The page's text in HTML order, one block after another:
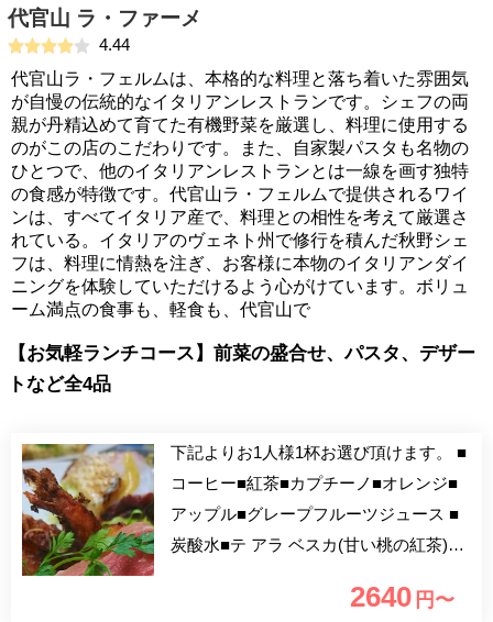
代官山 ラ・ファーメ
4.44
代官山ラ・フェルムは、本格的な料理と落ち着いた雰囲気
が自慢の伝統的なイタリアンレストランです。シェフの両
親が丹精込めて育てた有機野菜を厳選し、料理に使用する
のがこの店のこだわりです。また、自家製パスタも名物の
ひとつで、他のイタリアンレストランとは一線を画す独特
の食感が特徴です。代官山ラ・フェルムで提供されるワイ
ンは、すべてイタリア産で、料理との相性を考えて厳選さ
れている。イタリアのヴェネト州で修行を積んだ秋野シェ
フは、料理に情熱を注ぎ、お客様に本物のイタリアンダイ
ニングを体験していただけるよう心がけています。ボリュ
ーム満点の食事も、軽食も、代官山で
【お気軽ランチコース】前菜の盛合せ、パスタ、デザー
トなど全4品
下記よりお1人様1杯お選び頂けます。 ■
コーヒー■紅茶■カプチーノ■オレンジ■
アップル■グレープフルーツジュース ■
炭酸水■テ アラ ベスカ(甘い桃の紅茶)■
レストランで修業した秋野シェフ。 素
2640 円〜